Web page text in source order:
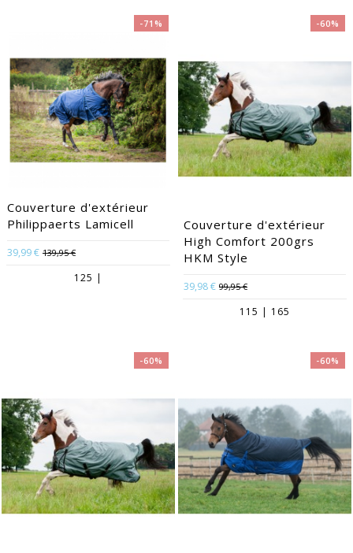
-71%
Couverture d'extérieur
Philippaerts Lamicell
39,99 € 139,95 €
125 |
-60%
Couverture d'extérieur
High Comfort 200grs
HKM Style
39,98 € 99,95 €
115 | 165
-60% -60%